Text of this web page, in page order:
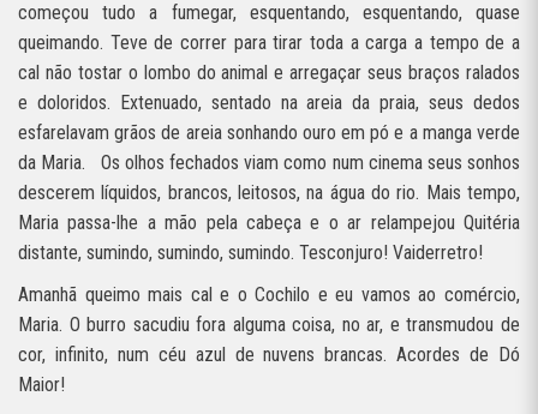
começou tudo a fumegar, esquentando, esquentando, quase
queimando. Teve de correr para tirar toda a carga a tempo de a
cal não tostar o lombo do animal e arregaçar seus braços ralados
e doloridos. Extenuado, sentado na areia da praia, seus dedos
esfarelavam grãos de areia sonhando ouro em pó e a manga verde
da Maria.
Os olhos fechados viam como num cinema seus sonhos
descerem líquidos, brancos, leitosos, na água do rio. Mais tempo,
Maria passa-lhe a mão pela cabeça e o ar relampejou Quitéria
distante, sumindo, sumindo, sumindo. Tesconjuro! Vaiderretro!
Amanhã queimo mais cal e o Cochilo e eu vamos ao comércio,
Maria. O burro sacudiu fora alguma coisa, no ar, e transmudou de
cor, infinito, num céu azul de nuvens brancas. Acordes de Dó
Maior!